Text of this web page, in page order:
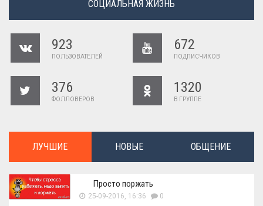
СОЦИАЛЬНАЯ ЖИЗНЬ
923
ПОЛЬЗОВАТЕЛЕЙ
672
ПОДПИСЧИКОВ
376
ФОЛЛОВЕРОВ
1320
В ГРУППЕ
ЛУЧШИЕ НОВЫЕ ОБЩЕНИЕ
Просто поржать
25-09-2016, 16:36 0